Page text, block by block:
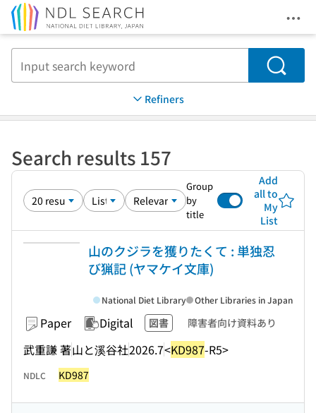
Search
Refiners
Search results 157
Group
by
title
Add
all to
My
List
山のクジラを獲りたくて : 単独忍
び猟記 (ヤマケイ文庫)
Paper Digital 図書 障害者向け資料あり
武重謙 著山と溪谷社2026.7<KD987-R5>
National Diet Library Other Libraries in Japan
NDLC KD987